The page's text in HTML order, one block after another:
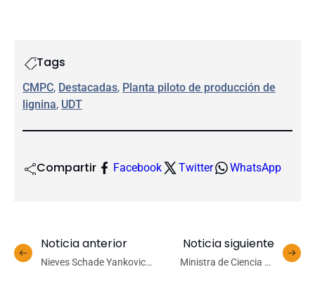
Tags
CMPC, Destacadas, Planta piloto de producción de
lignina, UDT
Compartir Facebook Twitter WhatsApp
Noticia anterior
Nieves Schade Yankovic
Noticia siguiente
Ministra de Ciencia se